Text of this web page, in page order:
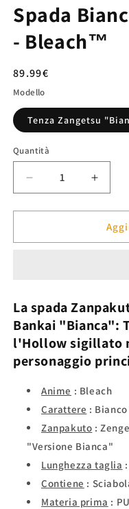
Spada
- Bleach™
Prezzo
di
listino
89.99€
Modello
Tenza Zangetsu
Quantità
Diminuisci
quantità
per
Bianca:
per
Spada
La spada
Bankai "Bianca":
l'Hollow sigillato
personaggio
Anime : Bleach
Carattere :
Zanpakuto :
"Versione Bianca"
Lunghezza taglia :
Contiene :
Materia prima :